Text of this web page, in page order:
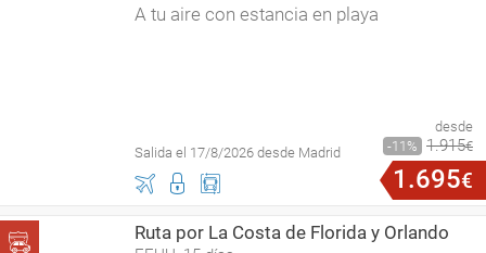
A tu aire con estancia en playa
Salida el 17/8/2026 desde Madrid
desde
11
1.915€
1 .695€
Ruta por La Costa de Florida y Orlando